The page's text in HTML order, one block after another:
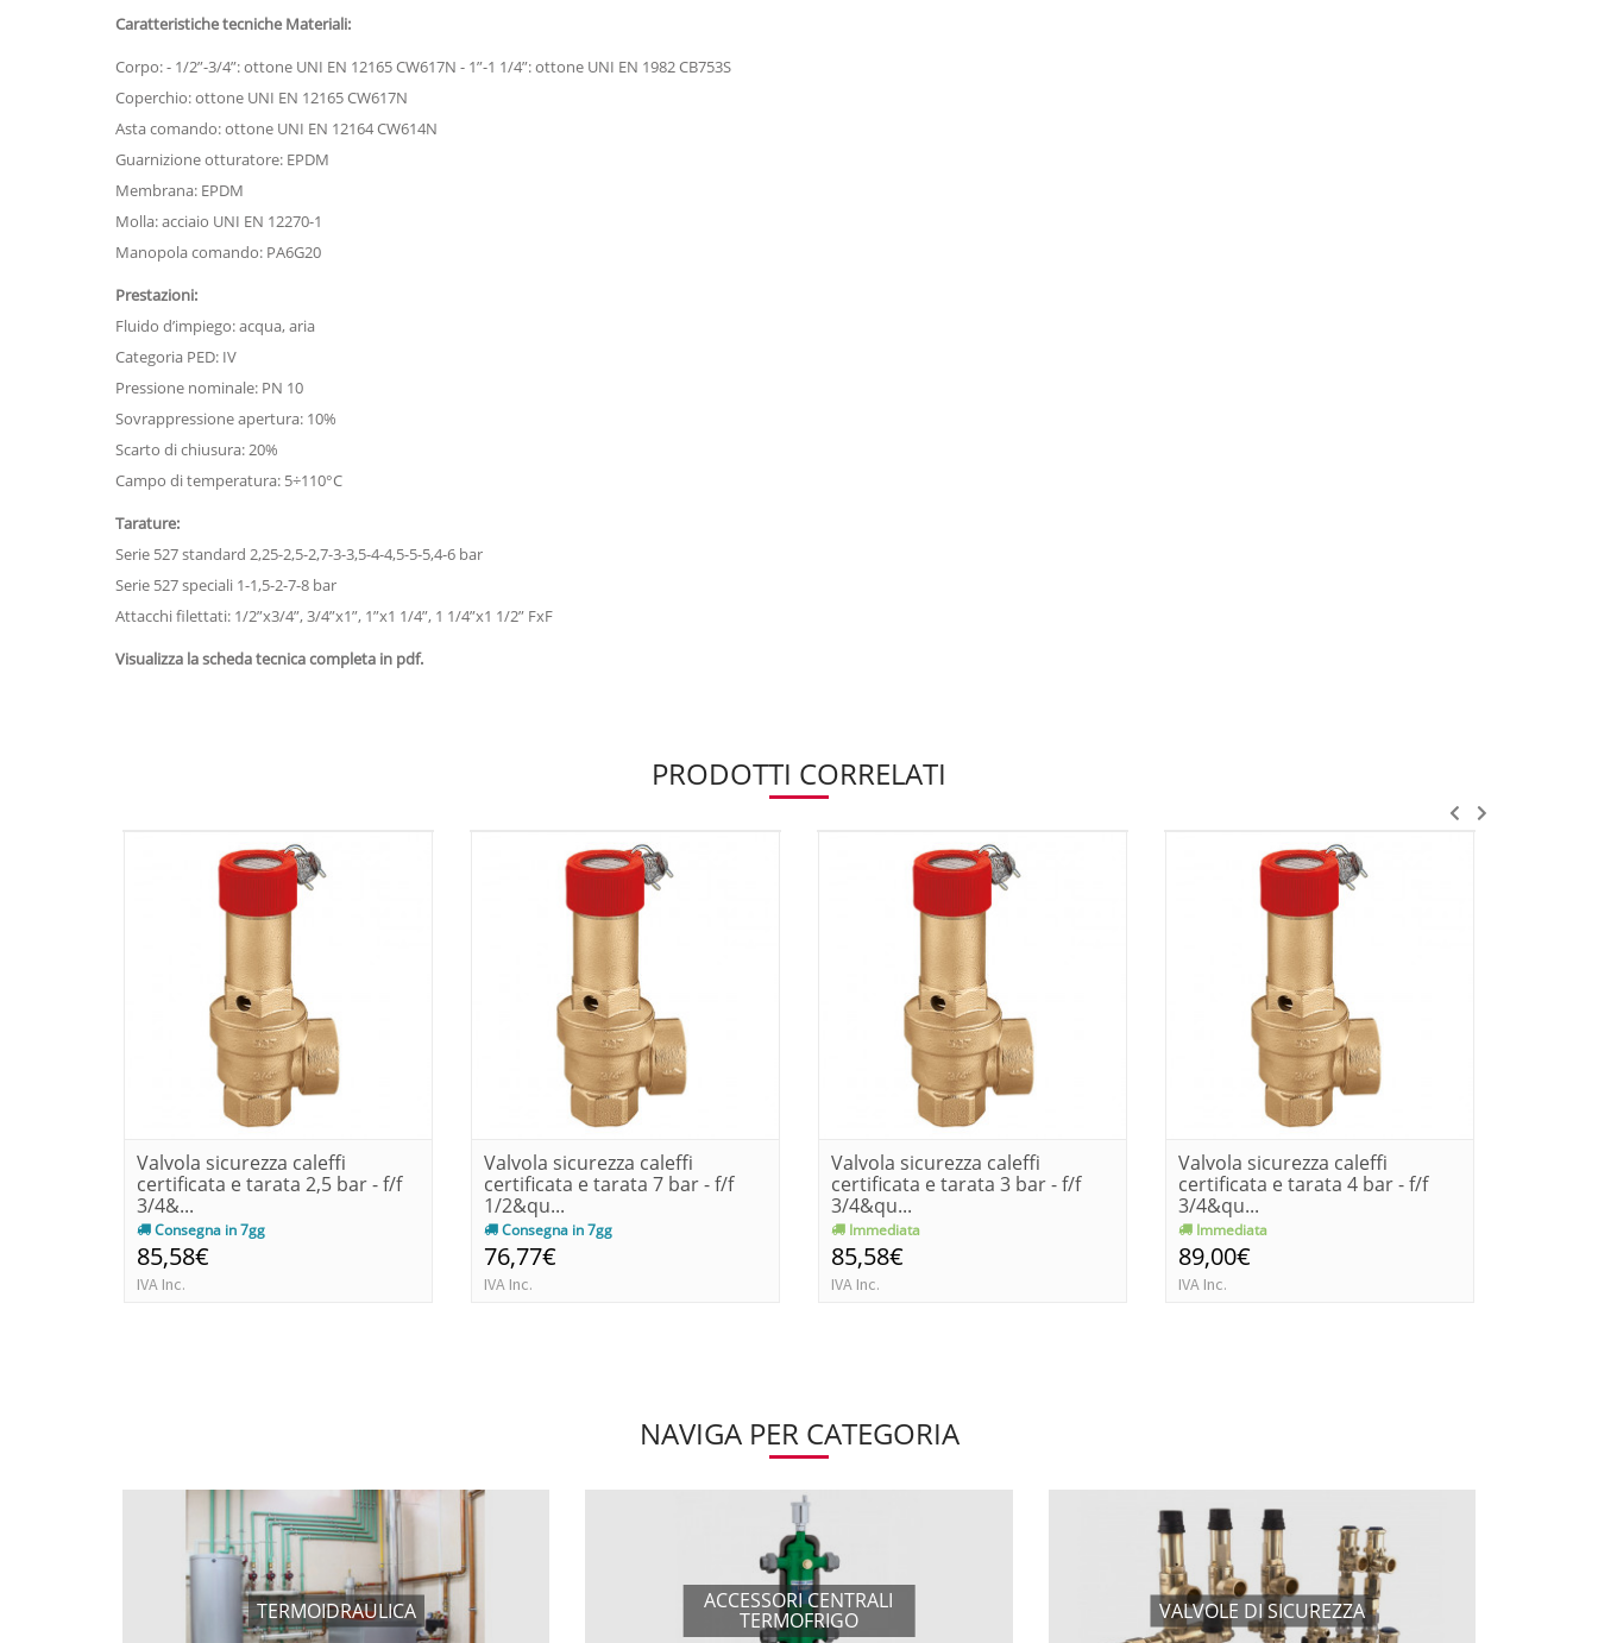
Caratteristiche tecniche Materiali:
Corpo: - 1/2”-3/4”: ottone UNI EN 12165 CW617N - 1”-1 1/4”: ottone UNI EN 1982 CB753S
Coperchio: ottone UNI EN 12165 CW617N
Asta comando: ottone UNI EN 12164 CW614N
Guarnizione otturatore: EPDM
Membrana: EPDM
Molla: acciaio UNI EN 12270-1
Manopola comando: PA6G20
Prestazioni:
Fluido d’impiego: acqua, aria
Categoria PED: IV
Pressione nominale: PN 10
Sovrappressione apertura: 10%
Scarto di chiusura: 20%
Campo di temperatura: 5÷110°C
Tarature:
Serie 527 standard 2,25-2,5-2,7-3-3,5-4-4,5-5-5,4-6 bar
Serie 527 speciali 1-1,5-2-7-8 bar
Attacchi filettati: 1/2”x3/4”, 3/4”x1”, 1”x1 1/4”, 1 1/4”x1 1/2” FxF
Visualizza la scheda tecnica completa in pdf.
PRODOTTI CORRELATI
Valvola sicurezza caleffi
certificata e tarata 2,5 bar - f/f
3/4&...
Consegna in 7gg
85,58€
IVA Inc.
Valvola sicurezza caleffi
certificata e tarata 7 bar - f/f
1/2&qu...
Consegna in 7gg
76,77€
IVA Inc.
Valvola sicurezza caleffi
certificata e tarata 3 bar - f/f
3/4&qu...
Immediata
85,58€
IVA Inc.
Valvola sicurezza caleffi
certificata e tarata 4 bar - f/f
3/4&qu...
Immediata
89,00€
IVA Inc.
NAVIGA PER CATEGORIA
TERMOIDRAULICA ACCESSORI CENTRALI
TERMOFRIGO VALVOLE DI SICUREZZA